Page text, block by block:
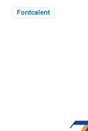
Fontcalent